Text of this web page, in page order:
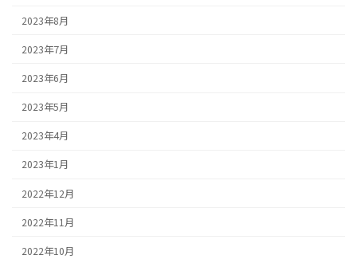
2023年8月
2023年7月
2023年6月
2023年5月
2023年4月
2023年1月
2022年12月
2022年11月
2022年10月